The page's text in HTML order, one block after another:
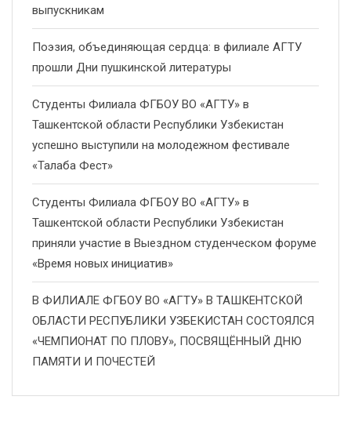
выпускникам
Поэзия, объединяющая сердца: в филиале АГТУ
прошли Дни пушкинской литературы
Студенты Филиала ФГБОУ ВО «АГТУ» в
Ташкентской области Республики Узбекистан
успешно выступили на молодежном фестивале
«Талаба Фест»
Студенты Филиала ФГБОУ ВО «АГТУ» в
Ташкентской области Республики Узбекистан
приняли участие в Выездном студенческом форуме
«Время новых инициатив»
В ФИЛИАЛЕ ФГБОУ ВО «АГТУ» В ТАШКЕНТСКОЙ
ОБЛАСТИ РЕСПУБЛИКИ УЗБЕКИСТАН СОСТОЯЛСЯ
«ЧЕМПИОНАТ ПО ПЛОВУ», ПОСВЯЩЁННЫЙ ДНЮ
ПАМЯТИ И ПОЧЕСТЕЙ